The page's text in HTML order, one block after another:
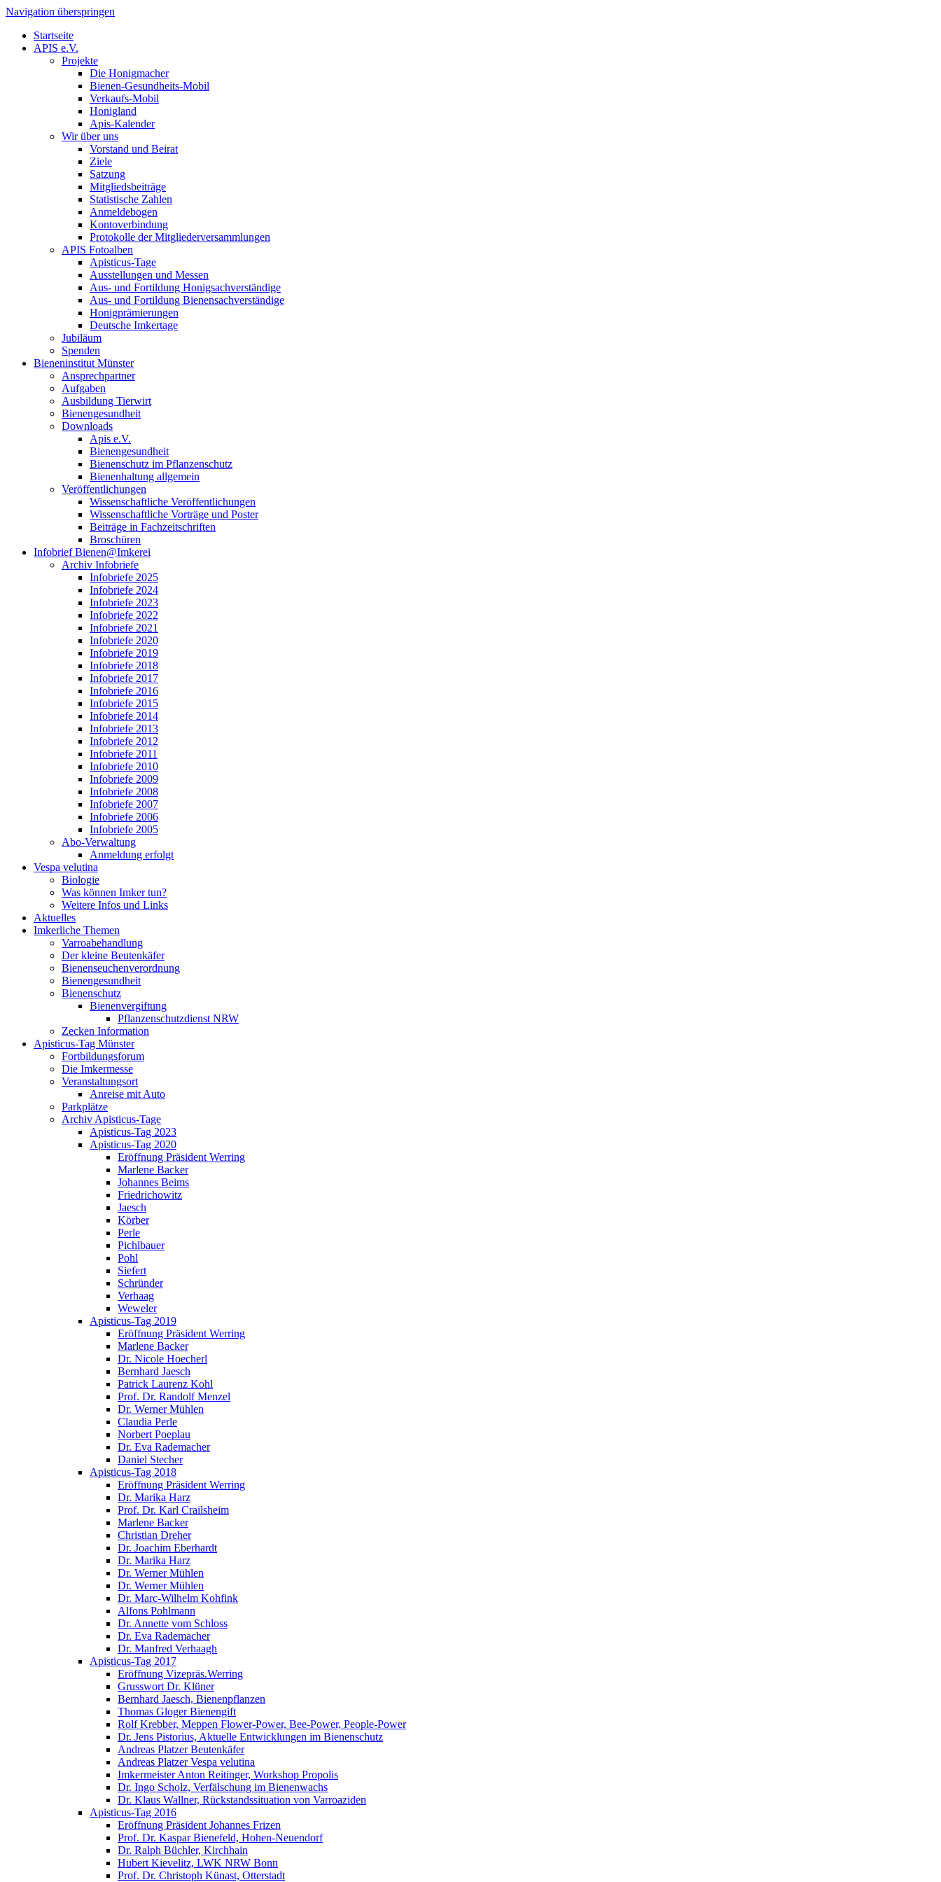
Navigation überspringen
Startseite
APIS e.V.
Projekte
Die Honigmacher
Bienen-Gesundheits-Mobil
Verkaufs-Mobil
Honigland
Apis-Kalender
Wir über uns
Vorstand und Beirat
Ziele
Satzung
Mitgliedsbeiträge
Statistische Zahlen
Anmeldebogen
Kontoverbindung
Protokolle der Mitgliederversammlungen
APIS Fotoalben
Apisticus-Tage
Ausstellungen und Messen
Aus- und Fortildung Honigsachverständige
Aus- und Fortildung Bienensachverständige
Honigprämierungen
Deutsche Imkertage
Jubiläum
Spenden
Bieneninstitut Münster
Ansprechpartner
Aufgaben
Ausbildung Tierwirt
Bienengesundheit
Downloads
Apis e.V.
Bienengesundheit
Bienenschutz im Pflanzenschutz
Bienenhaltung allgemein
Veröffentlichungen
Wissenschaftliche Veröffentlichungen
Wissenschaftliche Vorträge und Poster
Beiträge in Fachzeitschriften
Broschüren
Infobrief Bienen@Imkerei
Archiv Infobriefe
Infobriefe 2025
Infobriefe 2024
Infobriefe 2023
Infobriefe 2022
Infobriefe 2021
Infobriefe 2020
Infobriefe 2019
Infobriefe 2018
Infobriefe 2017
Infobriefe 2016
Infobriefe 2015
Infobriefe 2014
Infobriefe 2013
Infobriefe 2012
Infobriefe 2011
Infobriefe 2010
Infobriefe 2009
Infobriefe 2008
Infobriefe 2007
Infobriefe 2006
Infobriefe 2005
Abo-Verwaltung
Anmeldung erfolgt
Vespa velutina
Biologie
Was können Imker tun?
Weitere Infos und Links
Aktuelles
Imkerliche Themen
Varroabehandlung
Der kleine Beutenkäfer
Bienenseuchenverordnung
Bienengesundheit
Bienenschutz
Bienenvergiftung
Pflanzenschutzdienst NRW
Zecken Information
Apisticus-Tag Münster
Fortbildungsforum
Die Imkermesse
Veranstaltungsort
Anreise mit Auto
Parkplätze
Archiv Apisticus-Tage
Apisticus-Tag 2023
Apisticus-Tag 2020
Eröffnung Präsident Werring
Marlene Backer
Johannes Beims
Friedrichowitz
Jaesch
Körber
Perle
Pichlbauer
Pohl
Siefert
Schründer
Verhaag
Weweler
Apisticus-Tag 2019
Eröffnung Präsident Werring
Marlene Backer
Dr. Nicole Hoecherl
Bernhard Jaesch
Patrick Laurenz Kohl
Prof. Dr. Randolf Menzel
Dr. Werner Mühlen
Claudia Perle
Norbert Poeplau
Dr. Eva Rademacher
Daniel Stecher
Apisticus-Tag 2018
Eröffnung Präsident Werring
Dr. Marika Harz
Prof. Dr. Karl Crailsheim
Marlene Backer
Christian Dreher
Dr. Joachim Eberhardt
Dr. Marika Harz
Dr. Werner Mühlen
Dr. Werner Mühlen
Dr. Marc-Wilhelm Kohfink
Alfons Pohlmann
Dr. Annette vom Schloss
Dr. Eva Rademacher
Dr. Manfred Verhaagh
Apisticus-Tag 2017
Eröffnung Vizepräs.Werring
Grusswort Dr. Klüner
Bernhard Jaesch, Bienenpflanzen
Thomas Gloger Bienengift
Rolf Krebber, Meppen Flower-Power, Bee-Power, People-Power
Dr. Jens Pistorius, Aktuelle Entwicklungen im Bienenschutz
Andreas Platzer Beutenkäfer
Andreas Platzer Vespa velutina
Imkermeister Anton Reitinger, Workshop Propolis
Dr. Ingo Scholz, Verfälschung im Bienenwachs
Dr. Klaus Wallner, Rückstandssituation von Varroaziden
Apisticus-Tag 2016
Eröffnung Präsident Johannes Frizen
Prof. Dr. Kaspar Bienefeld, Hohen-Neuendorf
Dr. Ralph Büchler, Kirchhain
Hubert Kievelitz, LWK NRW Bonn
Prof. Dr. Christoph Künast, Otterstadt